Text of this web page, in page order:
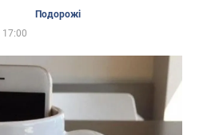
Подорожі
17:00